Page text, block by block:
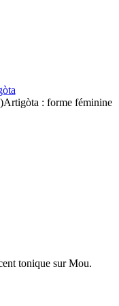
: forme féminine
tonique sur Mou.